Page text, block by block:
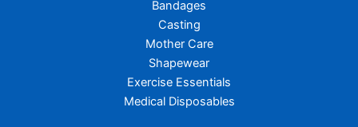
Bandages
Casting
Mother Care
Shapewear
Exercise Essentials
Medical Disposables